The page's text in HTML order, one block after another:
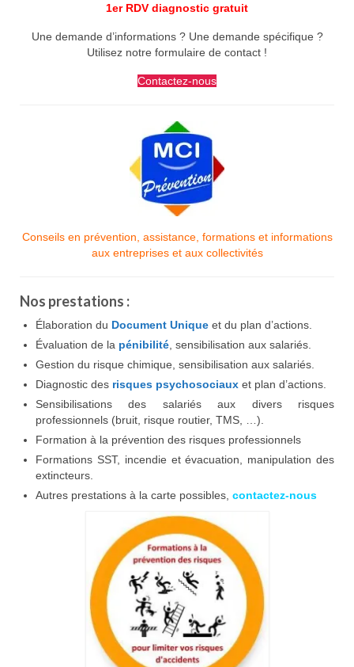
1er RDV diagnostic gratuit
Une demande d’informations ? Une demande spécifique ?
Utilisez notre formulaire de contact !
Contactez-nous
Conseils en prévention, assistance, formations et informations
aux entreprises et aux collectivités
Nos prestations :
Élaboration du Document Unique et du plan d’actions.
Évaluation de la pénibilité , sensibilisation aux salariés.
Gestion du risque chimique, sensibilisation aux salariés.
Diagnostic des risques psychosociaux et plan d’actions.
Sensibilisations des salariés aux divers risques
professionnels (bruit, risque routier, TMS, …).
Formation à la prévention des risques professionnels
Formations SST, incendie et évacuation, manipulation des
extincteurs.
Autres prestations à la carte possibles, contactez-nous